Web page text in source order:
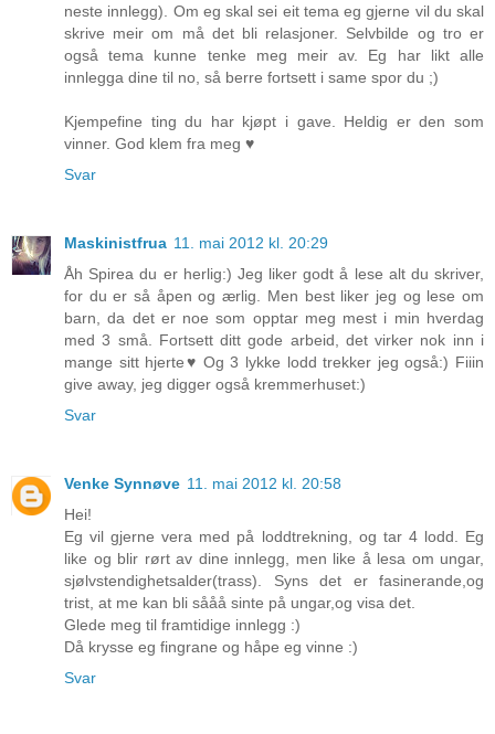
neste innlegg). Om eg skal sei eit tema eg gjerne vil du skal
skrive meir om må det bli relasjoner. Selvbilde og tro er
også tema kunne tenke meg meir av. Eg har likt alle
innlegga dine til no, så berre fortsett i same spor du ;)
Kjempefine ting du har kjøpt i gave. Heldig er den som
vinner. God klem fra meg ♥
Svar
Maskinistfrua 11. mai 2012 kl. 20:29
Åh Spirea du er herlig:) Jeg liker godt å lese alt du skriver,
for du er så åpen og ærlig. Men best liker jeg og lese om
barn, da det er noe som opptar meg mest i min hverdag
med 3 små. Fortsett ditt gode arbeid, det virker nok inn i
mange sitt hjerte♥ Og 3 lykke lodd trekker jeg også:) Fiiin
give away, jeg digger også kremmerhuset:)
Svar
Venke Synnøve 11. mai 2012 kl. 20:58
Hei!
Eg vil gjerne vera med på loddtrekning, og tar 4 lodd. Eg
like og blir rørt av dine innlegg, men like å lesa om ungar,
sjølvstendighetsalder(trass). Syns det er fasinerande,og
trist, at me kan bli sååå sinte på ungar,og visa det.
Glede meg til framtidige innlegg :)
Då krysse eg fingrane og håpe eg vinne :)
Svar